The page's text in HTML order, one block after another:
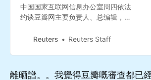
中国国家互联网信息办公室周四依法
约谈豆瓣网主要负责人、总编辑，指
律、法规禁止发布或者传输的信息，
处理相关责任人。
Reuters Reuters Staff
離晒譜。。我覺得豆瓣嘅審查都已